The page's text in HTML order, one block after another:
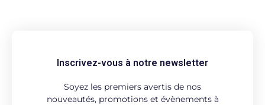
Inscrivez-vous à notre newsletter
Soyez les premiers avertis de nos
nouveautés, promotions et évènements à